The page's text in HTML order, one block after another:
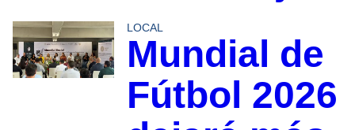
LOCAL
Mundial de
Fútbol 2026